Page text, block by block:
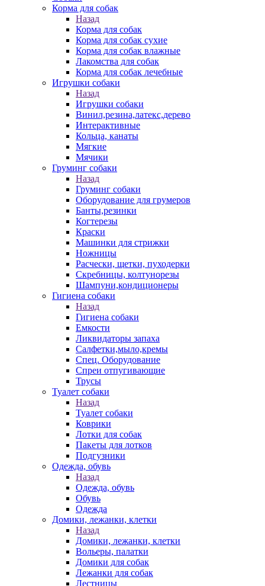
Корма для собак
Назад
Корма для собак
Корма для собак сухие
Корма для собак влажные
Лакомства для собак
Корма для собак лечебные
Игрушки собаки
Назад
Игрушки собаки
Винил,резина,латекс,дерево
Интерактивные
Кольца, канаты
Мягкие
Мячики
Груминг собаки
Назад
Груминг собаки
Оборудование для грумеров
Банты,резинки
Когтерезы
Краски
Машинки для стрижки
Ножницы
Расчески, щетки, пуходерки
Скребницы, колтунорезы
Шампуни,кондиционеры
Гигиена собаки
Назад
Гигиена собаки
Емкости
Ликвидаторы запаха
Салфетки,мыло,кремы
Спец. Оборудование
Спреи отпугивающие
Трусы
Туалет собаки
Назад
Туалет собаки
Коврики
Лотки для собак
Пакеты для лотков
Подгузники
Одежда, обувь
Назад
Одежда, обувь
Обувь
Одежда
Домики, лежанки, клетки
Назад
Домики, лежанки, клетки
Вольеры, палатки
Домики для собак
Лежанки для собак
Лестницы